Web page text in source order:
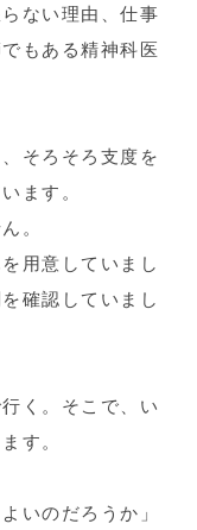
ない理由、仕事
もある精神科医
そろそろ支度を
ます。
。
用意していまし
確認していまし
く。そこで、い
す。
いのだろうか」